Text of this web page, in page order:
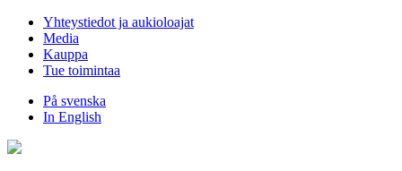
Hyppää
sisältöön
Yhteystiedot ja aukioloajat
Media
Kauppa
Tue toimintaa
På svenska
In English